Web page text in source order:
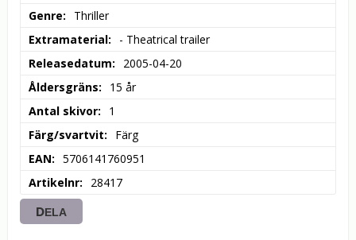
Genre
Thriller
Extramaterial
- Theatrical trailer
Releasedatum
2005-04-20
Åldersgräns
15 år
Antal skivor
1
Färg/svartvit
Färg
EAN
5706141760951
Artikelnr
28417
DELA